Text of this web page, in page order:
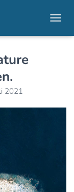
2021